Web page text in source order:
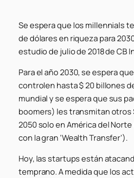
Se espera que los millennials
de dólares en riqueza para
estudio de julio de 2018 de CB
Para el año 2030, se espera
controlen hasta $ 20 billones
mundial y se espera que sus
boomers) les transmitan otros
2050 solo en América del
con la gran ‘Wealth Transfer’).
Hoy, las startups están
temprano. A medida que los